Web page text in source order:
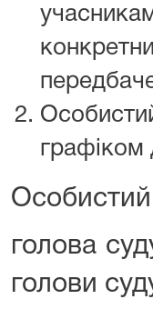
графіком
голова
голови